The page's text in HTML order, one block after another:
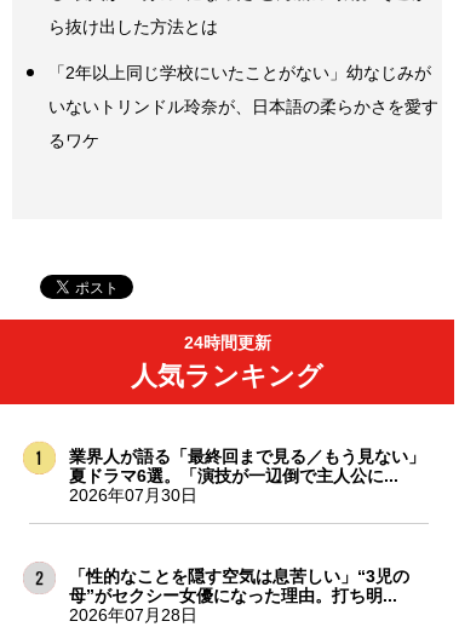
ら抜け出した方法とは
「2年以上同じ学校にいたことがない」幼なじみが
いないトリンドル玲奈が、日本語の柔らかさを愛す
るワケ
24時間更新
人気ランキング
業界人が語る「最終回まで見る／もう見ない」
夏ドラマ6選。「演技が一辺倒で主人公に...
2026年07月30日
「性的なことを隠す空気は息苦しい」“3児の
母”がセクシー女優になった理由。打ち明...
2026年07月28日